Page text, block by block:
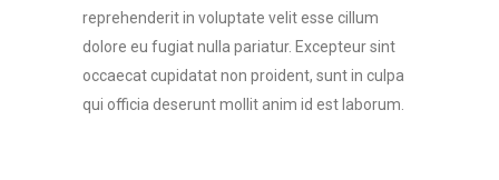
reprehenderit in voluptate velit esse cillum
dolore eu fugiat nulla pariatur. Excepteur sint
occaecat cupidatat non proident, sunt in culpa
qui officia deserunt mollit anim id est laborum.